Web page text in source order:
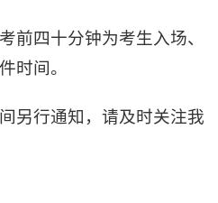
前四十分钟为考生入场、
时间。
另行通知，请及时关注我